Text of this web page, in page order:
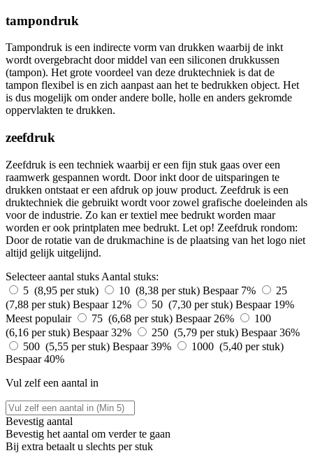
tampondruk
Tampondruk is een indirecte vorm van drukken waarbij de inkt
wordt overgebracht door middel van een siliconen drukkussen
(tampon). Het grote voordeel van deze druktechniek is dat de
tampon flexibel is en zich aanpast aan het te bedrukken object. Het
is dus mogelijk om onder andere bolle, holle en anders gekromde
oppervlakten te drukken.
zeefdruk
Zeefdruk is een techniek waarbij er een fijn stuk gaas over een
raamwerk gespannen wordt. Door inkt door de uitsparingen te
drukken ontstaat er een afdruk op jouw product. Zeefdruk is een
druktechniek die gebruikt wordt voor zowel grafische doeleinden als
voor de industrie. Zo kan er textiel mee bedrukt worden maar
worden er ook printplaten mee bedrukt. Let op! Zeefdruk rondom:
Door de rotatie van de drukmachine is de plaatsing van het logo niet
altijd gelijk uitgelijnd.
Selecteer aantal stuks Aantal stuks:
5 (8,95 per stuk)
10 (8,38 per stuk) Bespaar 7%
25
(7,88 per stuk) Bespaar 12% 50 (7,30 per stuk) Bespaar 19%
Meest populair
75 (6,68 per stuk) Bespaar 26%
100
(6,16 per stuk) Bespaar 32% 250 (5,79 per stuk) Bespaar 36%
500 (5,55 per stuk) Bespaar 39%
1000 (5,40 per stuk)
Bespaar 40%
Vul zelf een aantal in
Bevestig aantal
Bevestig het aantal om verder te gaan
Bij extra betaalt u slechts per stuk